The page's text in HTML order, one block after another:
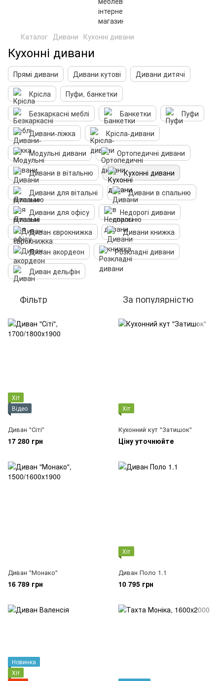
Каталог Дивани Кухонні дивани
Кухонні дивани
Прямі дивани Дивани кутові
Дивани дитячі
Крісла
Пуфи, банкетки
Безкаркасні меблі
Банкетки
Пуфи
Дивани-ліжка
Крісла-дивани
Модульні дивани
Ортопедичні дивани
Дивани в вітальню
Кухонні дивани
Дивани для вітальні
Дивани в спальню
Дивани для офісу
Недорогі дивани
Диван єврокнижка
Дивани книжка
Диван акордеон
Розкладні дивани
Диван дельфін
Фільтр За популярністю
Хіт
Відео
Диван "Сіті"
17 280 грн
Хіт
Кухонний кут "Затишок"
Ціну уточнюйте
Диван "Монако"
16 789 грн
Хіт
Диван Поло 1.1
10 795 грн
Новинка
Хіт